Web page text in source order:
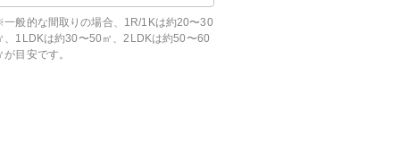
般的な間取りの場合、1R/1Kは約20〜30
、1LDKは約30〜50㎡、2LDKは約50〜60
が目安です。